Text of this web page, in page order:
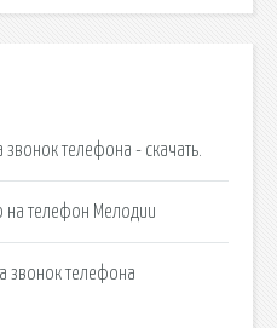
телефона - скачать.
на телефон Мелодии
звонок телефона